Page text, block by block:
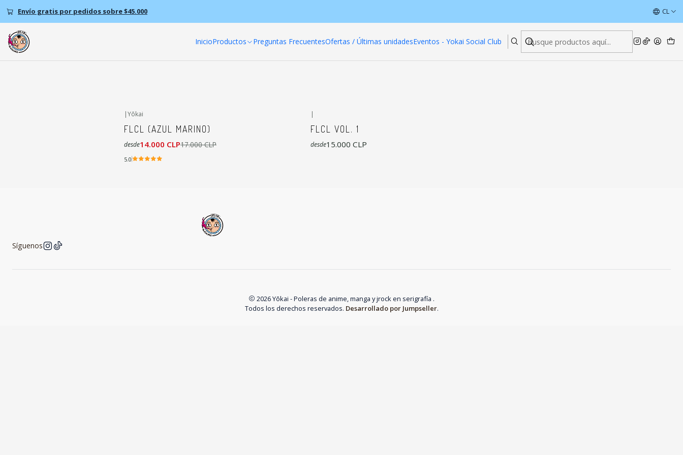
InicioProductos Preguntas FrecuentesOfertas / Últimas unidadesEventos - Yokai Social Club
Envío gratis por pedidos sobre $45.000 Leer más
CL
FLCL
|Yōkai
FLCL (AZUL MARINO)
desde14.000 CLP17.000 CLP
5.0
|
FLCL VOL. 1
desde15.000 CLP
Síguenos
2026 Yōkai - Poleras de anime, manga y jrock en serigrafía .
Todos los derechos reservados. Desarrollado por Jumpseller.